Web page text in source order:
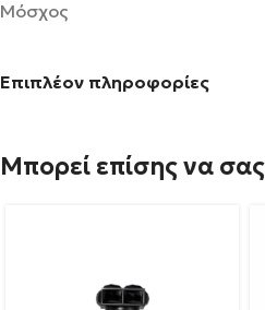
Μόσχος
Επιπλέον πληροφορίες
Μπορεί επίσης να